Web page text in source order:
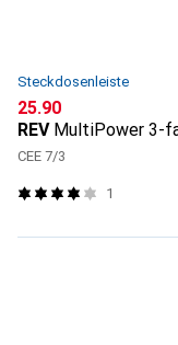
Steckdosenleiste
CHF
25.90
REV MultiPower 3-
CEE 7/3
1